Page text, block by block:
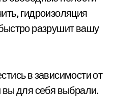
гидроизоляция
разрушит вашу
в зависимости от
вы для себя выбрали.